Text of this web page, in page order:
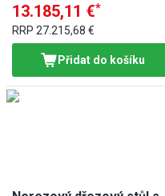
13.185,11 €*
RRP 27.215,68 €
Přidat do košíku